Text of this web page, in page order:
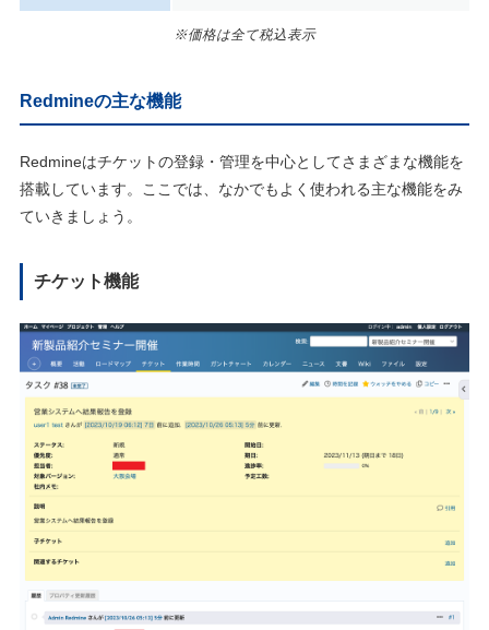
※価格は全て税込表示
Redmineの主な機能
Redmineはチケットの登録・管理を中心としてさまざまな機能を
搭載しています。ここでは、なかでもよく使われる主な機能をみ
ていきましょう。
チケット機能